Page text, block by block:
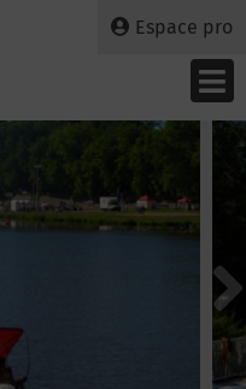
Espace pro